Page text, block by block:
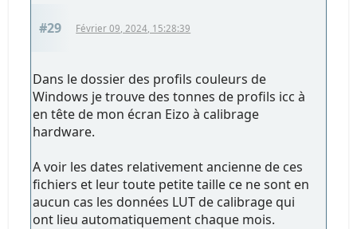
#29 Février 09, 2024, 15:28:39
Dans le dossier des profils couleurs de
Windows je trouve des tonnes de profils icc à
en tête de mon écran Eizo à calibrage
hardware.
A voir les dates relativement ancienne de ces
fichiers et leur toute petite taille ce ne sont en
aucun cas les données LUT de calibrage qui
ont lieu automatiquement chaque mois.